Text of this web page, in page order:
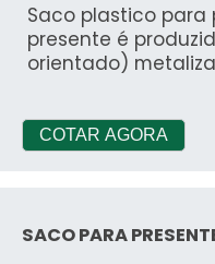
Saco plastico
presente é
orientado)
COTAR AGORA
SACO PARA